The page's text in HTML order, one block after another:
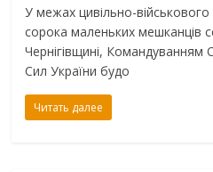
У межах цивільно-військового
сорока маленьких мешканців
Чернігівщині, Командуванням
Сил України будо
Читать далее